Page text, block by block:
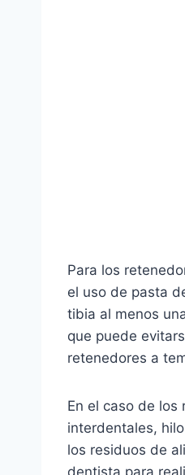
Para los
el uso de pasta
tibia al menos
que puede
retenedores a
En el caso de
interdentales,
los residuos de